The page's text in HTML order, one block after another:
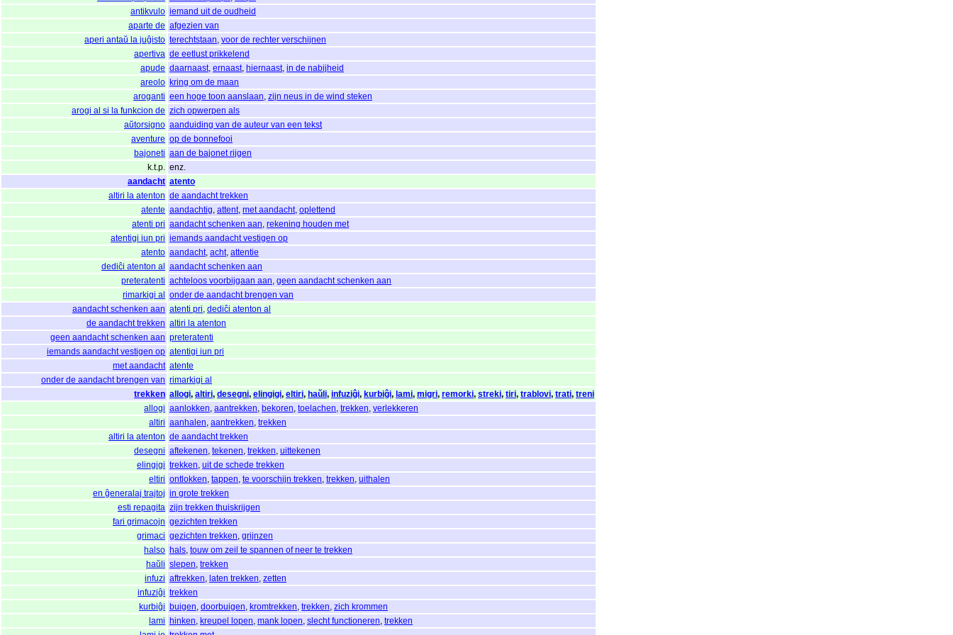
antikvulo iemand uit de oudheid
aparte de afgezien van
aperi antaŭ la juĝisto terechtstaan voor de rechter verschijnen
apertiva de eetlust prikkelend
apude daarnaast, ernaast, hiernaast, in de nabijheid
areolo kring om de maan
aroganti een hoge toon aanslaan zijn neus in de wind steken
arogi al si la funkcion de zich opwerpen als
aŭtorsigno aanduiding van de auteur van een tekst
aventure op de bonnefooi
bajoneti aan de bajonet rijgen
k.t.p.
enz.
aandacht atento
altiri la atenton de aandacht trekken
atente aandachtig attent, met aandacht, oplettend
atenti pri aandacht schenken aan rekening houden met
atentigi iun pri iemands aandacht vestigen op
atento aandacht, acht, attentie
dediĉi atenton al aandacht schenken aan
preteratenti achteloos voorbijgaan aan geen aandacht schenken aan
rimarkigi al onder de aandacht brengen van
aandacht schenken aan atenti pri dediĉi atenton al
de aandacht trekken altiri la atenton
geen aandacht schenken aan preteratenti
iemands aandacht vestigen op atentigi iun pri
met aandacht atente
onder de aandacht brengen van rimarkigi al
trekken allogi, altiri, desegni, elingigi, eltiri, haŭli, infuziĝi, kurbiĝi, lami, migri, remorki, streki, tiri, trablovi, trati, treni
allogi aanlokken aantrekken bekoren toelachen trekken verlekkeren
altiri aanhalen aantrekken trekken
altiri la atenton de aandacht trekken
desegni aftekenen tekenen trekken uittekenen
elingigi trekken uit de schede trekken
eltiri ontlokken tappen te voorschijn trekken trekken uithalen
en ĝeneralaj trajtoj in grote trekken
esti repagita zijn trekken thuiskrijgen
fari grimacojn gezichten trekken
grimaci gezichten trekken grijnzen
halso hals touw om zeil te spannen of neer te trekken
haŭli slepen trekken
infuzi aftrekken laten trekken zetten
infuziĝi trekken
kurbiĝi buigen doorbuigen kromtrekken trekken zich krommen
lami hinken kreupel lopen mank lopen slecht functioneren trekken